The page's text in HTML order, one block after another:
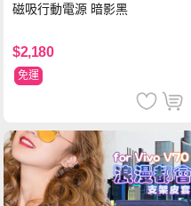
磁吸行動電源 暗影黑
$2,180
免運